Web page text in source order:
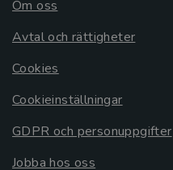
Om oss
Avtal och rättigheter
Cookies
Cookieinställningar
GDPR och personuppgifter
Jobba hos oss